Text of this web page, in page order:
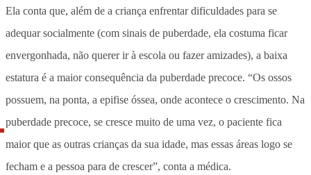
Ela conta que, além de a criança enfrentar dificuldades para se
adequar socialmente (com sinais de puberdade, ela costuma ficar
envergonhada, não querer ir à escola ou fazer amizades), a baixa
estatura é a maior consequência da puberdade precoce. “Os ossos
possuem, na ponta, a epifise óssea, onde acontece o crescimento. Na
puberdade precoce, se cresce muito de uma vez, o paciente fica
maior que as outras crianças da sua idade, mas essas áreas logo se
fecham e a pessoa para de crescer”, conta a médica.